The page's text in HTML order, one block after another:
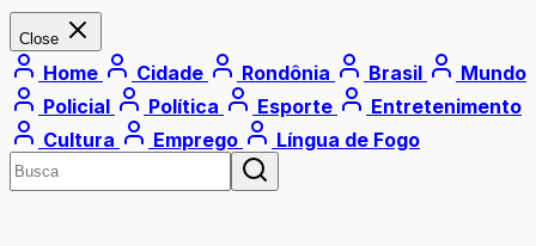
Close
Home Cidade Rondônia Brasil
Mundo
Policial
Política Esporte
Entretenimento
Cultura
Emprego Língua de Fogo